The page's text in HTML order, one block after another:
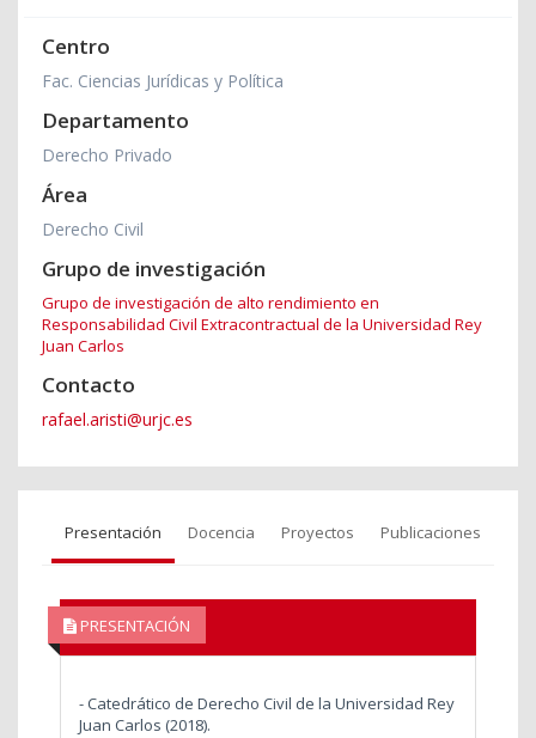
Centro
Fac. Ciencias Jurídicas y Política
Departamento
Derecho Privado
Área
Derecho Civil
Grupo de investigación
Grupo de investigación de alto rendimiento en
Responsabilidad Civil Extracontractual de la Universidad Rey
Juan Carlos
Contacto
rafael.aristi@urjc.es
Presentación Docencia Proyectos Publicaciones
PRESENTACIÓN
- Catedrático de Derecho Civil de la Universidad Rey
Juan Carlos (2018).